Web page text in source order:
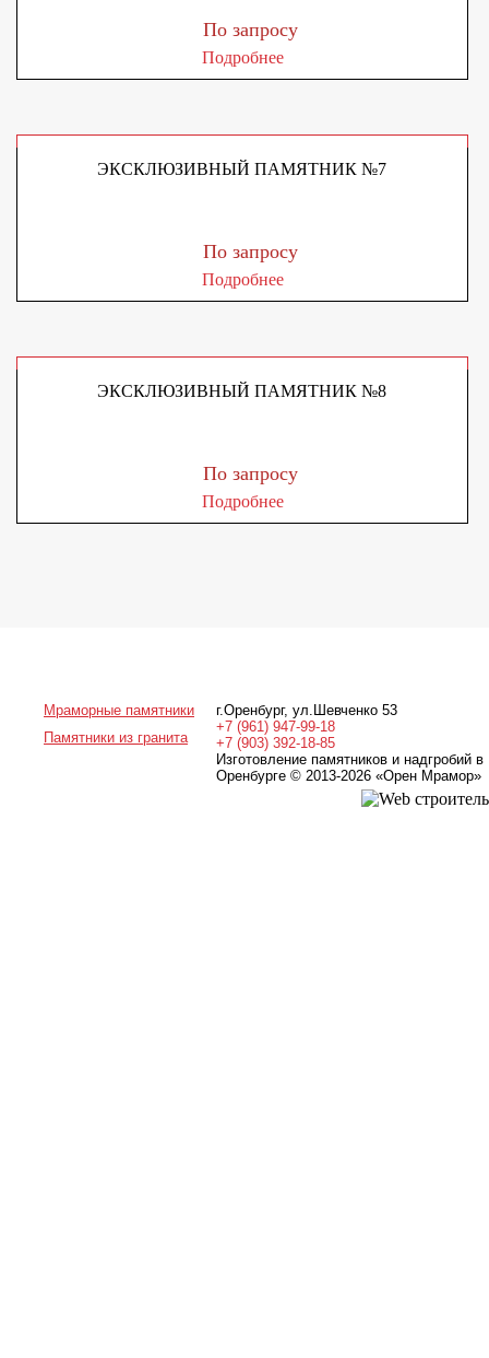
По запросу
Подробнее
ЭКСКЛЮЗИВНЫЙ ПАМЯТНИК №7
По запросу
Подробнее
ЭКСКЛЮЗИВНЫЙ ПАМЯТНИК №8
По запросу
Подробнее
Мраморные памятники
Памятники из гранита
г.Оренбург, ул.Шевченко 53
+7 (961) 947-99-18
+7 (903) 392-18-85
Изготовление памятников и надгробий в
Оренбурге © 2013-2026 «Орен Мрамор»